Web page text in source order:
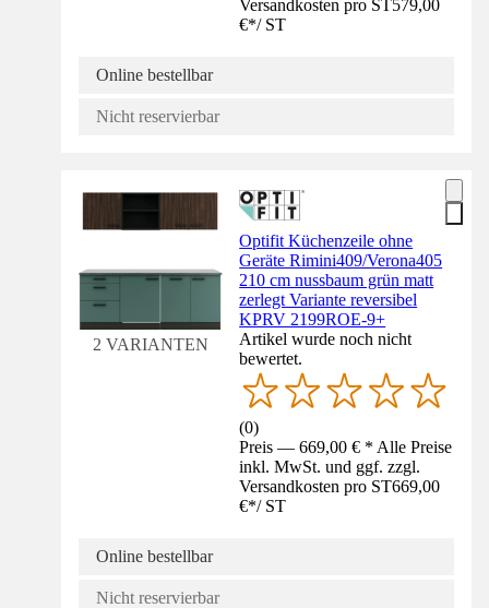
Versandkosten pro ST579,00
€*/ ST
Online bestellbar
Nicht reservierbar
2 VARIANTEN
Optifit Küchenzeile ohne
Geräte Rimini409/Verona405
210 cm nussbaum grün matt
zerlegt Variante reversibel
KPRV 2199ROE-9+
Artikel wurde noch nicht
bewertet.
(0)
Preis — 669,00 € * Alle Preise
inkl. MwSt. und ggf. zzgl.
Versandkosten pro ST669,00
€*/ ST
Online bestellbar
Nicht reservierbar